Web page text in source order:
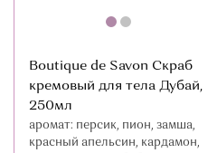
Boutique de Savon Скраб
кремовый для тела Дубай,
250мл
аромат: персик, пион, замша,
красный апельсин, кардамон,